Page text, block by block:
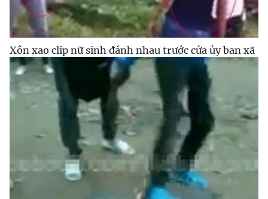
Xôn xao clip nữ sinh đánh nhau trước cửa ủy ban xã